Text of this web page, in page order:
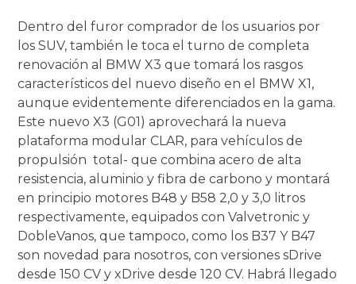
Dentro del furor comprador de los usuarios por
los SUV, también le toca el turno de completa
renovación al BMW X3 que tomará los rasgos
característicos del nuevo diseño en el BMW X1,
aunque evidentemente diferenciados en la gama.
Este nuevo X3 (G01) aprovechará la nueva
plataforma modular CLAR, para vehículos de
propulsión total- que combina acero de alta
resistencia, aluminio y fibra de carbono y montará
en principio motores B48 y B58 2,0 y 3,0 litros
respectivamente, equipados con Valvetronic y
DobleVanos, que tampoco, como los B37 Y B47
son novedad para nosotros, con versiones sDrive
desde 150 CV y xDrive desde 120 CV. Habrá llegado